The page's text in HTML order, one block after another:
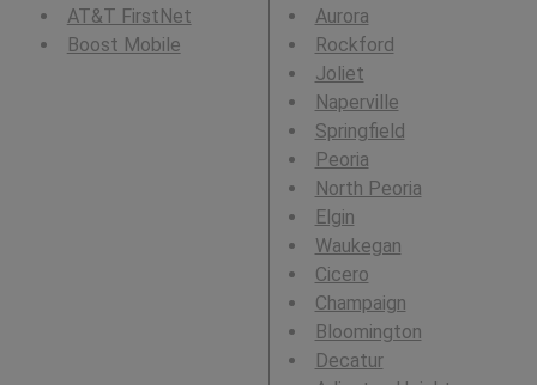
AT&T FirstNet
Boost Mobile
Aurora
Rockford
Joliet
Naperville
Springfield
Peoria
North Peoria
Elgin
Waukegan
Cicero
Champaign
Bloomington
Decatur